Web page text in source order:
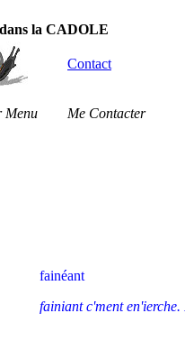
la CADOLE
Contact
Menu Me Contacter
fainéant
fainiant c'ment en'ierche.